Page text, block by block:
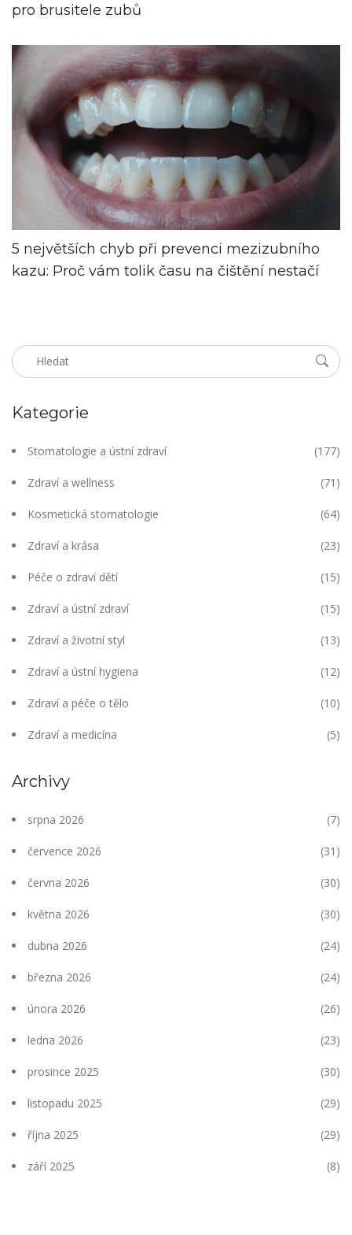
pro brusitele zubů
5 největších chyb při prevenci mezizubního
kazu: Proč vám tolik času na čištění nestačí
Kategorie
Stomatologie a ústní zdraví (177)
Zdraví a wellness (71)
Kosmetická stomatologie (64)
Zdraví a krása (23)
Péče o zdraví dětí (15)
Zdraví a ústní zdraví (15)
Zdraví a životní styl (13)
Zdraví a ústní hygiena (12)
Zdraví a péče o tělo (10)
Zdraví a medicína (5)
Archivy
srpna 2026 (7)
července 2026 (31)
června 2026 (30)
května 2026 (30)
dubna 2026 (24)
března 2026 (24)
února 2026 (26)
ledna 2026 (23)
prosince 2025 (30)
listopadu 2025 (29)
října 2025 (29)
září 2025 (8)